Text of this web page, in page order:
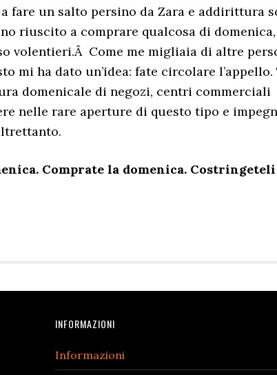
fare un salto persino da Zara e addirittura
riuscito a comprare qualcosa di
volentieri.Â Come me migliaia di altre
mi ha dato un’idea: fate circolare
domenicale di negozi, centri commerciali
nelle rare aperture di questo tipo e
Comprate la domenica.
INFORMAZIONI
Informazioni